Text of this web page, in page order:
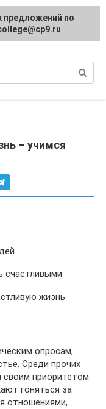
– учимся
счастливыми
жизнь
опросам,
Среди прочих
своим приоритетом.
гоняться за
отношениями,
по